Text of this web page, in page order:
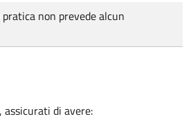
non prevede alcun
assicurati di avere: